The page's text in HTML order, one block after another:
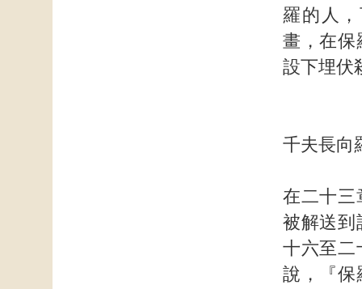
羅的人
畫，在保
設下埋伏
千夫長向
在二十三
被解送到
十六至二
說，『保